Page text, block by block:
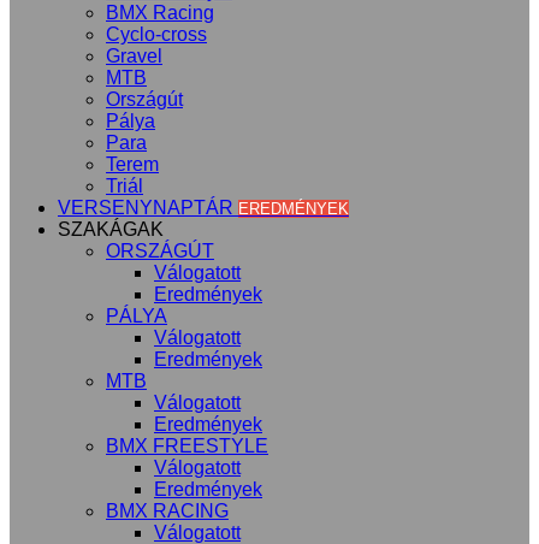
BMX Racing
Cyclo-cross
Gravel
MTB
Országút
Pálya
Para
Terem
Triál
VERSENYNAPTÁR EREDMÉNYEK
SZAKÁGAK
ORSZÁGÚT
Válogatott
Eredmények
PÁLYA
Válogatott
Eredmények
MTB
Válogatott
Eredmények
BMX FREESTYLE
Válogatott
Eredmények
BMX RACING
Válogatott